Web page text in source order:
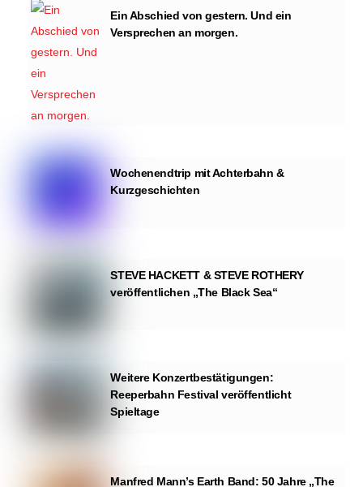
Ein Abschied von gestern. Und ein
Versprechen an morgen.
Wochenendtrip mit Achterbahn &
Kurzgeschichten
STEVE HACKETT & STEVE ROTHERY
veröffentlichen „The Black Sea“
Weitere Konzertbestätigungen:
Reeperbahn Festival veröffentlicht
Spieltage
Manfred Mann’s Earth Band: 50 Jahre „The